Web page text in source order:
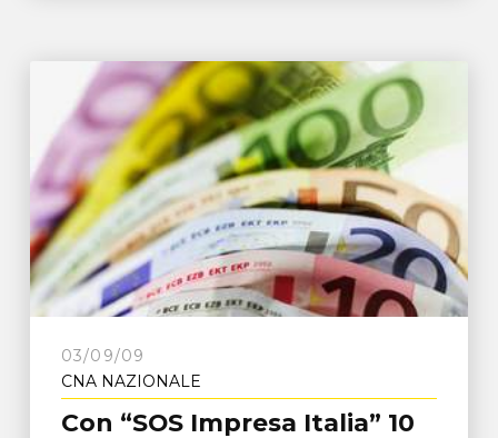
03/09/09
CNA NAZIONALE
Con “SOS Impresa Italia” 10